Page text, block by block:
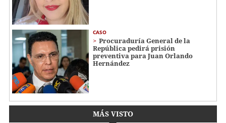
CASO
Procuraduría General de la
República pedirá prisión
preventiva para Juan Orlando
Hernández
MÁS VISTO